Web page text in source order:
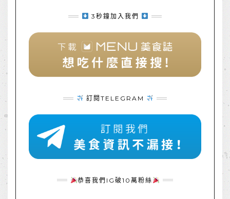
3秒鐘加入我們
訂閱TELEGRAM
恭喜我們IG破10萬粉絲